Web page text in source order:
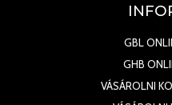
GBL
GHB
VÁSÁROLNI